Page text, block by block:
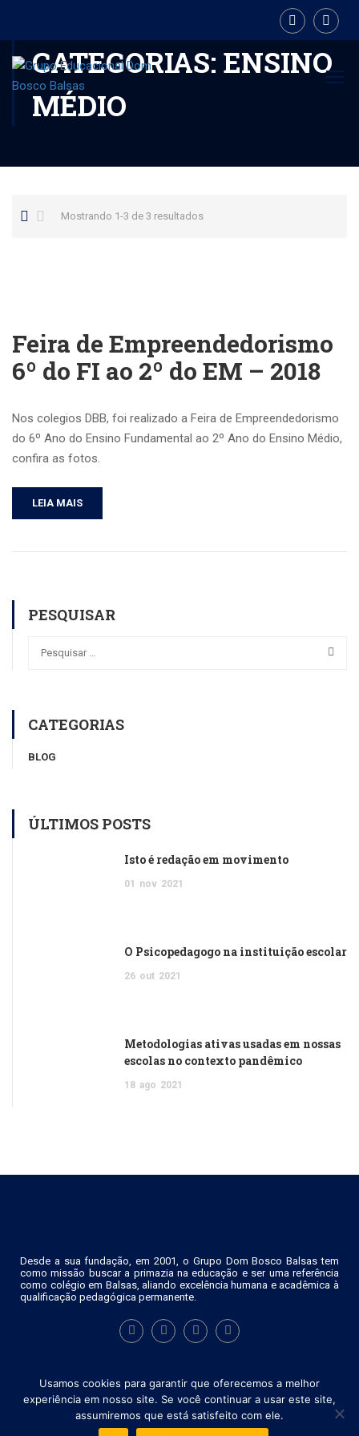
CATEGORIAS: ENSINO
MÉDIO
Mostrando 1-3 de 3 resultados
Feira de Empreendedorismo
6º do FI ao 2º do EM – 2018
Nos colegios DBB, foi realizado a Feira de Empreendedorismo
do 6º Ano do Ensino Fundamental ao 2º Ano do Ensino Médio,
confira as fotos.
LEIA MAIS
PESQUISAR
CATEGORIAS
BLOG
ÚLTIMOS POSTS
Isto é redação em movimento
01 nov 2021
O Psicopedagogo na instituição escolar
26 out 2021
Metodologias ativas usadas em nossas
escolas no contexto pandêmico
18 ago 2021
Desde a sua fundação, em 2001, o Grupo Dom Bosco Balsas tem
como missão buscar a primazia na educação e ser uma referência
como colégio em Balsas, aliando excelência humana e acadêmica à
qualificação pedagógica permanente.
© 2021 - Grupos Educacional Dom Bosco.
Usamos cookies para garantir que oferecemos a melhor
experiência em nosso site. Se você continuar a usar este site,
assumiremos que está satisfeito com ele.